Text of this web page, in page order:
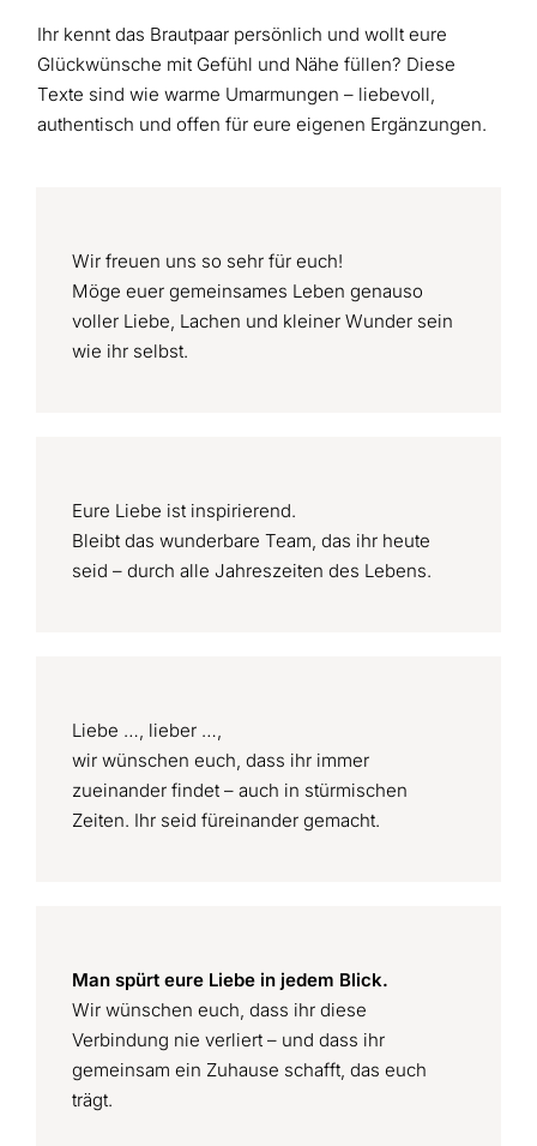
Ihr kennt das Brautpaar persönlich und wollt eure
Glückwünsche mit Gefühl und Nähe füllen? Diese
Texte sind wie warme Umarmungen – liebevoll,
authentisch und offen für eure eigenen Ergänzungen.
Wir freuen uns so sehr für euch!
Möge euer gemeinsames Leben genauso
voller Liebe, Lachen und kleiner Wunder sein
wie ihr selbst.
Eure Liebe ist inspirierend.
Bleibt das wunderbare Team, das ihr heute
seid – durch alle Jahreszeiten des Lebens.
Liebe …, lieber …,
wir wünschen euch, dass ihr immer
zueinander findet – auch in stürmischen
Zeiten. Ihr seid füreinander gemacht.
Man spürt eure Liebe in jedem Blick.
Wir wünschen euch, dass ihr diese
Verbindung nie verliert – und dass ihr
gemeinsam ein Zuhause schafft, das euch
trägt.